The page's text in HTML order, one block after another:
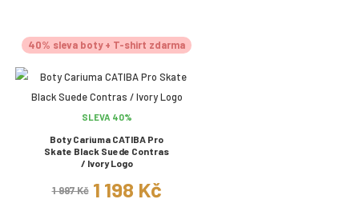
40% sleva boty + T-shirt zdarma
SLEVA 40%
Boty Cariuma CATIBA Pro
Skate Black Suede Contras
/ Ivory Logo
1 997 Kč 1 198 Kč